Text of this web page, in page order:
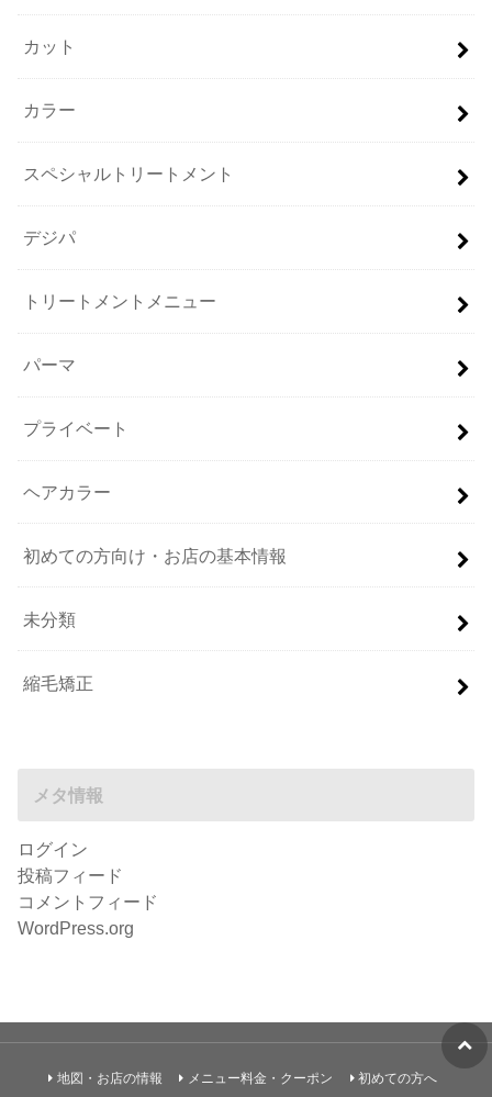
カット
カラー
スペシャルトリートメント
デジパ
トリートメントメニュー
パーマ
プライベート
ヘアカラー
初めての方向け・お店の基本情報
未分類
縮毛矯正
メタ情報
ログイン
投稿フィード
コメントフィード
WordPress.org
地図・お店の情報 メニュー料金・クーポン 初めての方へ